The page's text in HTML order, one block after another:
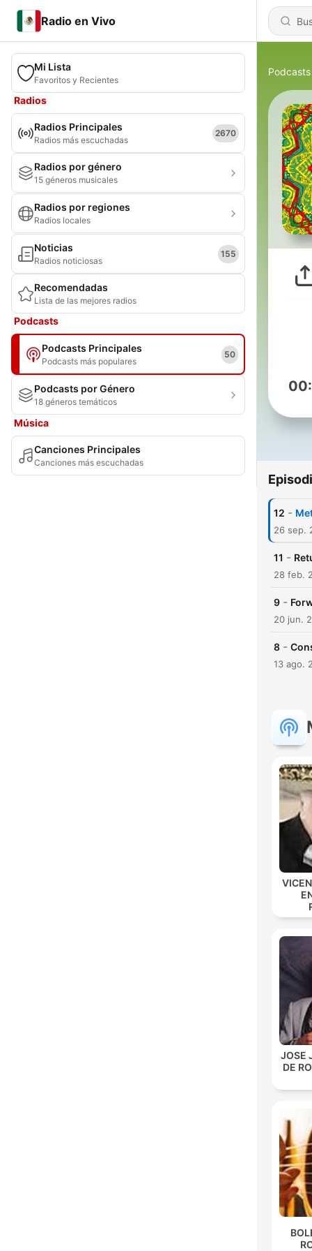
Radio en Vivo
Mi Lista
Favoritos y Recientes
Radios
Radios Principales
Radios más escuchadas
2670
Radios por género
15 géneros musicales
Radios por regiones
Radios locales
Noticias
Radios noticiosas
155
Recomendadas
Lista de las mejores radios
Podcasts
Podcasts Principales
Podcasts más populares
50
Podcasts por Género
18 géneros temáticos
Música
Canciones Principales
Canciones más escuchadas
Podcasts
12 -
26 sep.
11 -
28 feb.
9 -
20 jun.
8 -
13 ago.
JOSE
DE